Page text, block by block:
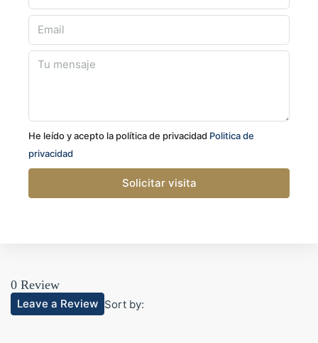
He leído y acepto la política de privacidad Politica de
privacidad
Solicitar visita
0 Review
Sort by:
Leave a Review